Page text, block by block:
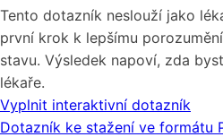
Tento dotazník neslouží jako
první krok k lepšímu
stavu. Výsledek napoví, zda
lékaře.
Vyplnit interaktivní dotazník
Dotazník ke stažení ve formátu